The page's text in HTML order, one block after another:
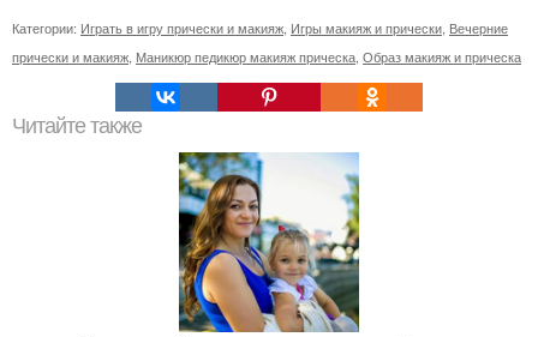
Категории: Играть в игру прически и макияж Игры макияж и прически Вечерние
прически и макияж Маникюр педикюр макияж прическа Образ макияж и прическа
Читайте также